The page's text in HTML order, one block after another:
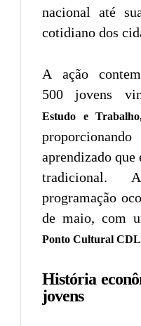
nacional até
cotidiano dos
A ação
500 jovens
Estudo e
aprendizado que
tradicional.
programação
de maio, com
Ponto Cultural CDL
História
jovens